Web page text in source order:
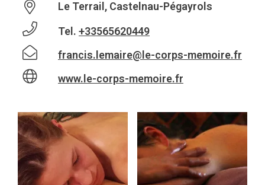
Le Terrail, Castelnau-Pégayrols
Tel. +33565620449
francis.lemaire@le-corps-memoire.fr
www.le-corps-memoire.fr